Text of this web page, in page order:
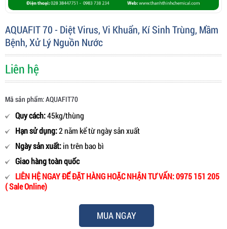
AQUAFIT 70 - Diệt Virus, Vi Khuẩn, Kí Sinh Trùng, Mầm
Bệnh, Xử Lý Nguồn Nước
Liên hệ
Mã sản phẩm: AQUAFIT70
Quy cách:45kg/thùng
Hạn sử dụng:2 năm kể từ ngày sản xuất
Ngày sản xuất:in trên bao bì
Giao hàng toàn quốc
LIÊN HỆ NGAY ĐỂ ĐẶT HÀNG HOẶC NHẬN TƯ VẤN: 0975 151 205
( Sale Online)
MUA NGAY